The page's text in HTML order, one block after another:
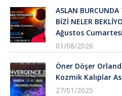
ASLAN
BİZİ NELER
Ağustos
01/08/2026
Öner Döşer
Kozmik Kalıplar
27/01/2025